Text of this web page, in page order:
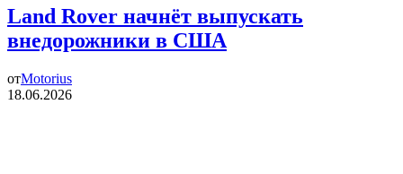
Land Rover начнёт выпускать
внедорожники в США
отMotorius
18.06.2026